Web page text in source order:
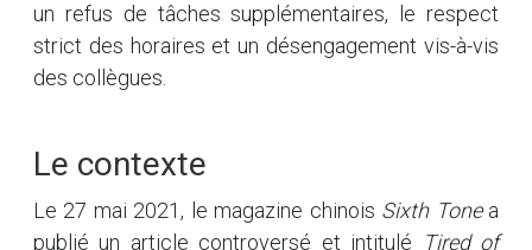
un refus de tâches supplémentaires, le respect
strict des horaires et un désengagement vis-à-vis
des collègues.
Le contexte
Le 27 mai 2021, le magazine chinois Sixth Tonea
publié un article controversé et intitulé
Tired of